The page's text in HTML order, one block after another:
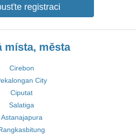
registraci
místa, města
Cirebon
City
Ciputat
Salatiga
Astanajapura